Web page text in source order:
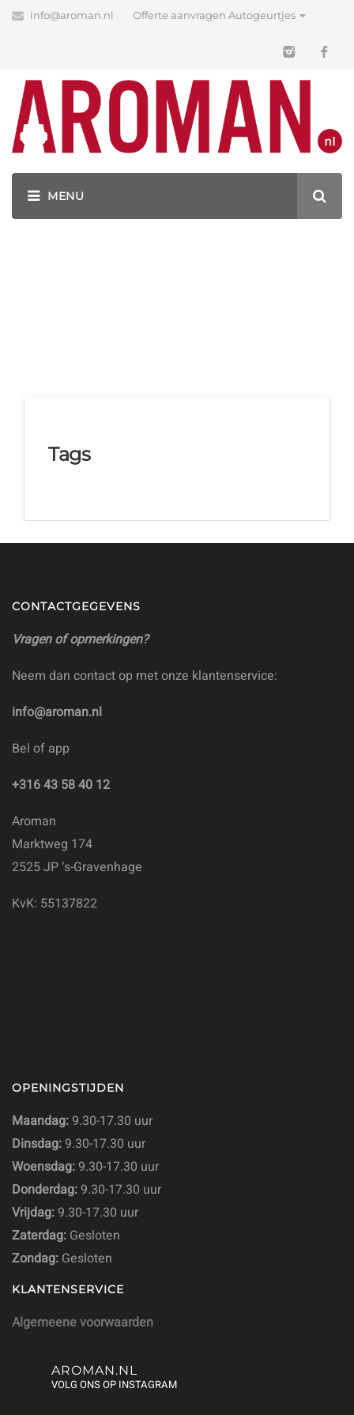
info@aroman.nl Offerte aanvragen Autogeurtjes
Blog
Latest News
GEURHANGERS BEDRUKKEN MET JOUW LOGO!
Tags
CONTACTGEGEVENS
Vragen of opmerkingen?
Neem dan contact op met onze klantenservice:
info@aroman.nl
Bel of app
+316 43 58 40 12
Aroman
Marktweg 174
2525 JP ‘s-Gravenhage
KvK: 55137822
OPENINGSTIJDEN
Maandag: 9.30-17.30 uur
Dinsdag: 9.30-17.30 uur
Woensdag: 9.30-17.30 uur
Donderdag: 9.30-17.30 uur
Vrijdag: 9.30-17.30 uur
Zaterdag: Gesloten
Zondag: Gesloten
KLANTENSERVICE
Algemeene voorwaarden
AROMAN.NL
VOLG ONS OP INSTAGRAM